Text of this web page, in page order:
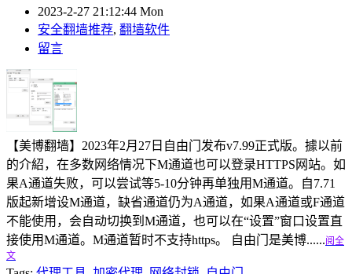
2023-2-27 21:12:44 Mon
安全翻墙推荐, 翻墙软件
留言
【美博翻墙】2023年2月27日自由门发布v7.99正式版。據以前
的介紹，在多数网络情况下M通道也可以登录HTTPS网站。如
果A通道失败，可以尝试等5-10分钟再单独用M通道。自7.71
版起新增设M通道，缺省通道仍为A通道，如果A通道或F通道
不能使用，会自动切换到M通道，也可以在“设置”窗口设置直
接使用M通道。M通道暂时不支持https。 自由门是美博......阅全
文